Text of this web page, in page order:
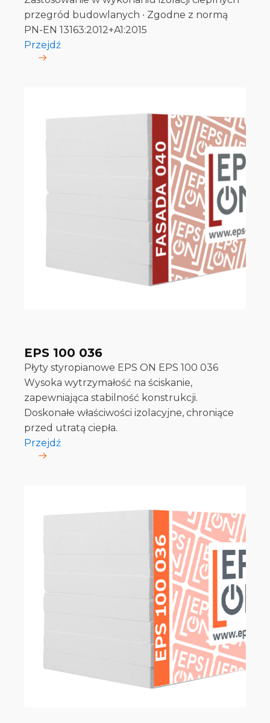
przegród budowlanych ∙ Zgodne z normą
PN-EN 13163:2012+A1:2015
Przejdź
EPS 100 036
Płyty styropianowe EPS ON EPS 100 036
Wysoka wytrzymałość na ściskanie,
zapewniająca stabilność konstrukcji.
Doskonałe właściwości izolacyjne, chroniące
przed utratą ciepła.
Przejdź